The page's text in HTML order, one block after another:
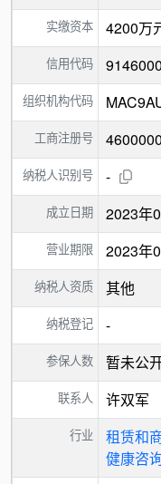
实缴资本 4200万
信用代码
组织机构代码
工商注册号
纳税人识别号 -
成立日期 2023年
营业期限 2023年
纳税人资质 其他
纳税登记 -
参保人数 暂未公
联系人 许双军
行业 租赁和
健康咨